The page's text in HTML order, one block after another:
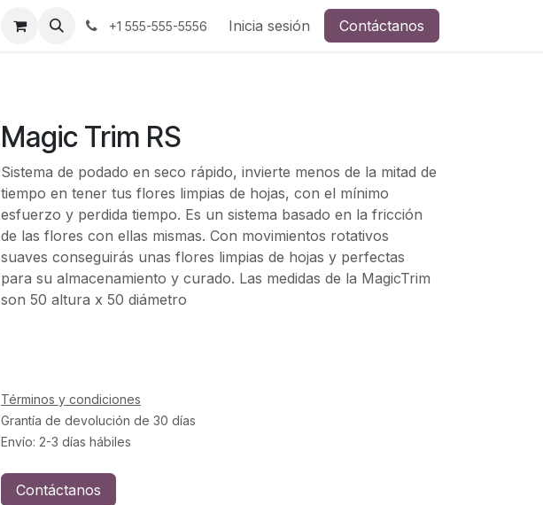
+1 555-555-5556 Inicia sesión Contáctanos
Magic Trim RS
Sistema de podado en seco rápido, invierte menos de la mitad de
tiempo en tener tus flores limpias de hojas, con el mínimo
esfuerzo y perdida tiempo. Es un sistema basado en la fricción
de las flores con ellas mismas. Con movimientos rotativos
suaves conseguirás unas flores limpias de hojas y perfectas
para su almacenamiento y curado. Las medidas de la MagicTrim
son 50 altura x 50 diámetro
Términos y condiciones
Grantía de devolución de 30 días
Envío: 2-3 días hábiles
Contáctanos